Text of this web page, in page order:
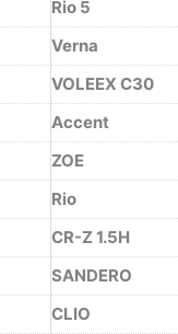
Rio 5
Verna
VOLEEX C30
Accent
ZOE
Rio
CR-Z 1.5H
SANDERO
CLIO